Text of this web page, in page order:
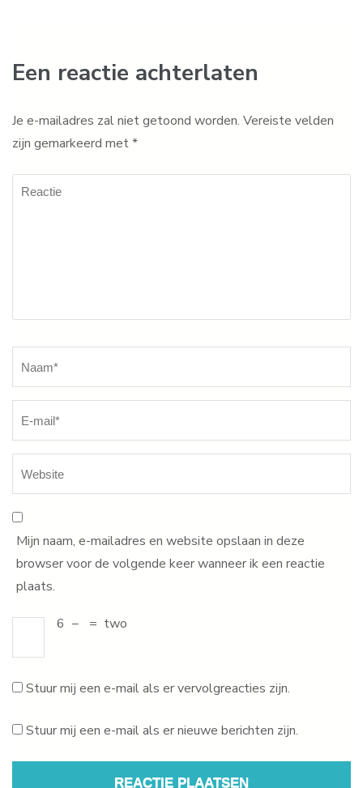
Een reactie achterlaten
Je e-mailadres zal niet getoond worden. Vereiste velden
zijn gemarkeerd met*
Reactie
Mijn naam, e-mailadres en website opslaan in deze
browser voor de volgende keer wanneer ik een reactie
plaats.
6 − = two
Stuur mij een e-mail als er vervolgreacties zijn.
Stuur mij een e-mail als er nieuwe berichten zijn.